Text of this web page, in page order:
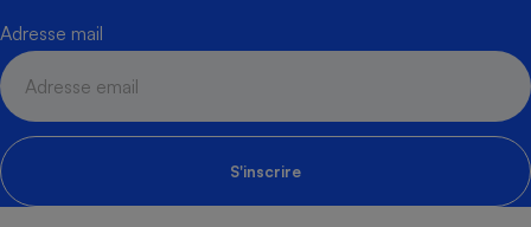
Adresse mail
S'inscrire